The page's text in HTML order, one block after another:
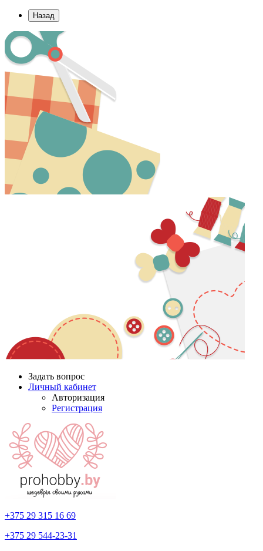
Назад
Задать вопрос
Личный кабинет
Авторизация
Регистрация
+375 29 315 16 69
+375 29 544-23-31